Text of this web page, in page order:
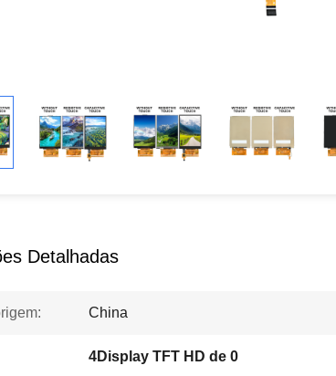
Detalhadas
China
4Display TFT HD de 0